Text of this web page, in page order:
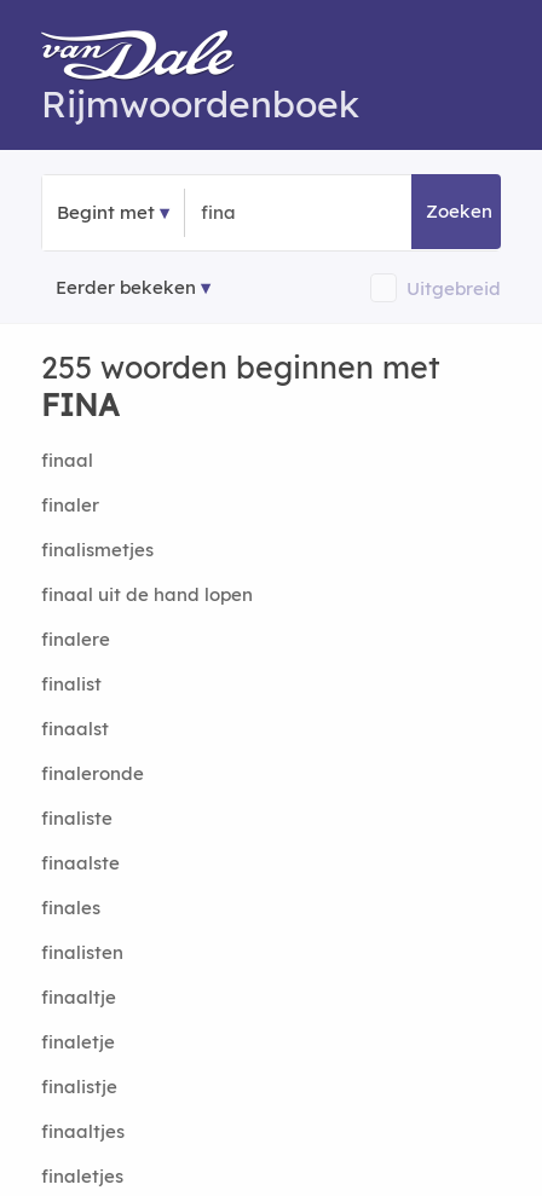
Rijmwoordenboek
Begint met Zoeken
Eerder bekeken Uitgebreid
255 woorden beginnen met
FINA
finaal
finaler
finalismetjes
finaal uit de hand lopen
finalere
finalist
finaalst
finaleronde
finaliste
finaalste
finales
finalisten
finaaltje
finaletje
finalistje
finaaltjes
finaletjes